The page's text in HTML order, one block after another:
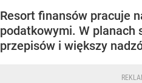
Resort finansów pracuje
podatkowymi. W planach
przepisów i większy